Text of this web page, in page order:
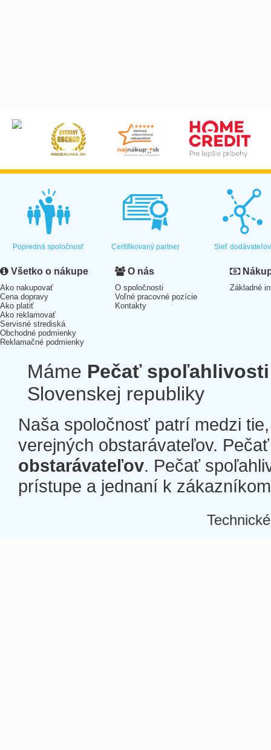
Popredná spoločnosť Certifikovaný partner Sieť dodávateľov
Všetko o nákupe
Ako nakupovať
Cena dopravy
Ako platiť
Ako reklamovať
Servisné strediská
Obchodné podmienky
Reklamačné podmienky
O nás
O spoločnosti
Voľné pracovné pozície
Kontakty
Základné
Máme Pečať spoľahlivosti
Slovenskej republiky
Naša spoločnosť patrí medzi
verejných obstarávateľov.
obstarávateľov. Pečať
prístupe a jednaní k